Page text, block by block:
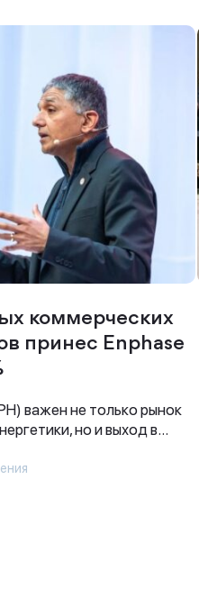
коммерческих
принес Enphase
важен не только рынок
но и выход в...